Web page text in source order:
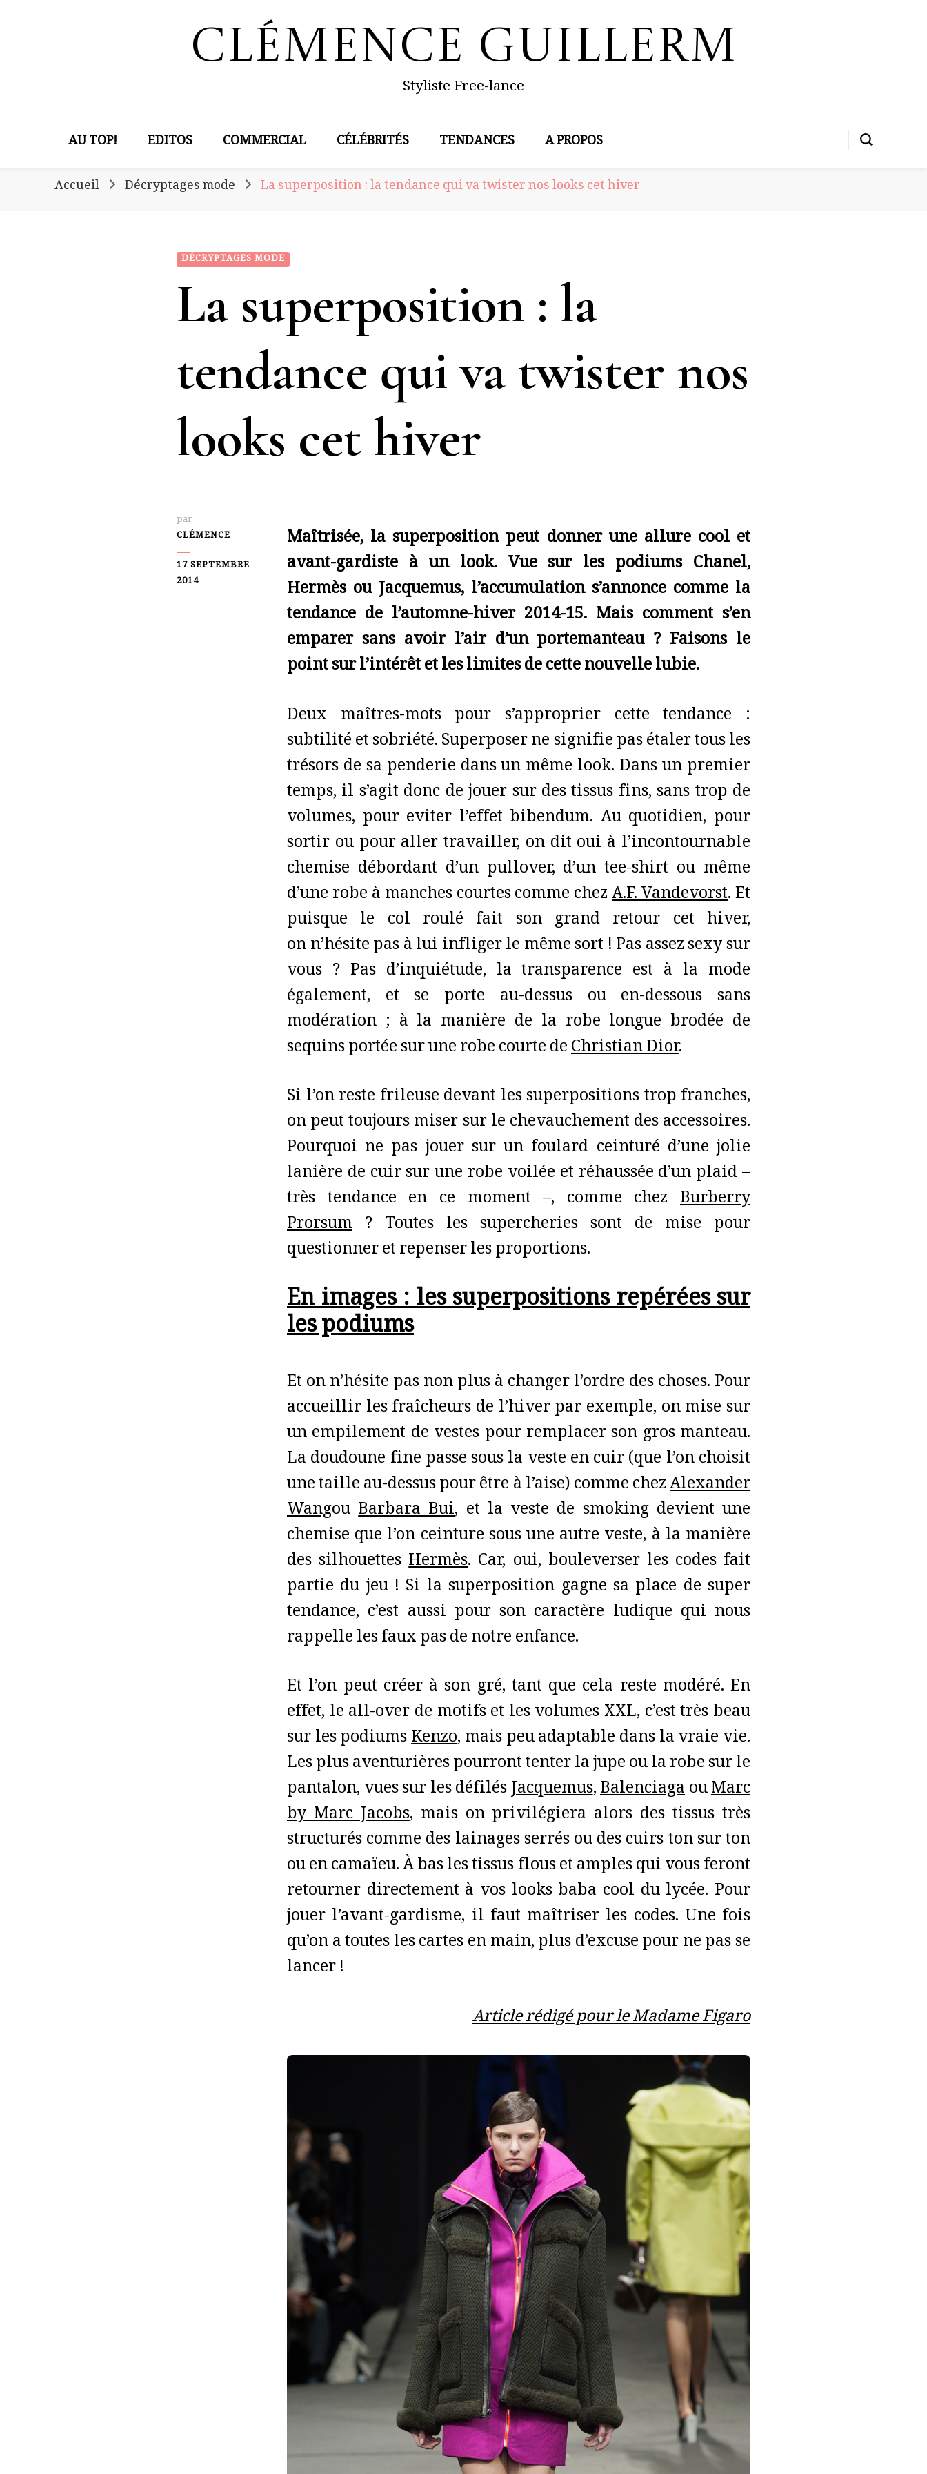
Clémence Guillerm
Styliste Free-lance
AU TOP! EDITOS COMMERCIAL CÉLÉBRITÉS TENDANCES A PROPOS
Accueil Décryptages mode La superposition : la tendance qui va twister nos looks cet hiver
DÉCRYPTAGES MODE
La superposition : la
tendance qui va twister nos
looks cet hiver
par
CLÉMENCE
17 SEPTEMBRE
2014
Maîtrisée, la superposition peut donner une allure cool et
avant-gardiste à un look. Vue sur les podiums Chanel,
Hermès ou Jacquemus, l’accumulation s’annonce comme la
tendance de l’automne-hiver 2014-15. Mais comment s’en
emparer sans avoir l’air d’un portemanteau ? Faisons le
point sur l’intérêt et les limites de cette nouvelle lubie.
Deux maîtres-mots pour s’approprier cette tendance :
subtilité et sobriété. Superposer ne signifie pas étaler tous les
trésors de sa penderie dans un même look. Dans un premier
temps, il s’agit donc de jouer sur des tissus fins, sans trop de
volumes, pour eviter l’effet bibendum. Au quotidien, pour
sortir ou pour aller travailler, on dit oui à l’incontournable
chemise débordant d’un pullover, d’un tee-shirt ou même
d’une robe à manches courtes comme chezA.F. Vandevorst. Et
puisque le col roulé fait son grand retour cet hiver,
on n’hésite pas à lui infliger le même sort ! Pas assez sexy sur
vous ? Pas d’inquiétude, la transparence est à la mode
également, et se porte au-dessus ou en-dessous sans
modération ; à la manière de la robe longue brodée de
sequins portée sur une robe courte deChristian Dior.
Si l’on reste frileuse devant les superpositions trop franches,
on peut toujours miser sur le chevauchement des accessoires.
Pourquoi ne pas jouer sur un foulard ceinturé d’une jolie
lanière de cuir sur une robe voilée et réhaussée d’un plaid –
très tendance en ce moment –, comme chez Burberry
Prorsum ? Toutes les supercheries sont de mise pour
questionner et repenser les proportions.
En images : les superpositions repérées sur
les podiums
Et on n’hésite pas non plus à changer l’ordre des choses. Pour
accueillir les fraîcheurs de l’hiver par exemple, on mise sur
un empilement de vestes pour remplacer son gros manteau.
La doudoune fine passe sous la veste en cuir (que l’on choisit
une taille au-dessus pour être à l’aise) comme chezAlexander
WangouBarbara Bui, et la veste de smoking devient une
chemise que l’on ceinture sous une autre veste, à la manière
des silhouettesHermès. Car, oui, bouleverser les codes fait
partie du jeu ! Si la superposition gagne sa place de super
tendance, c’est aussi pour son caractère ludique qui nous
rappelle les faux pas de notre enfance.
Et l’on peut créer à son gré, tant que cela reste modéré. En
effet, le all-over de motifs et les volumes XXL, c’est très beau
sur les podiumsKenzo, mais peu adaptable dans la vraie vie.
Les plus aventurières pourront tenter la jupe ou la robe sur le
pantalon, vues sur les défilésJacquemus,BalenciagaouMarc
by Marc Jacobs, mais on privilégiera alors des tissus très
structurés comme des lainages serrés ou des cuirs ton sur ton
ou en camaïeu. À bas les tissus flous et amples qui vous feront
retourner directement à vos looks baba cool du lycée. Pour
jouer l’avant-gardisme, il faut maîtriser les codes. Une fois
qu’on a toutes les cartes en main, plus d’excuse pour ne pas se
lancer !
Article rédigé pour le Madame Figaro